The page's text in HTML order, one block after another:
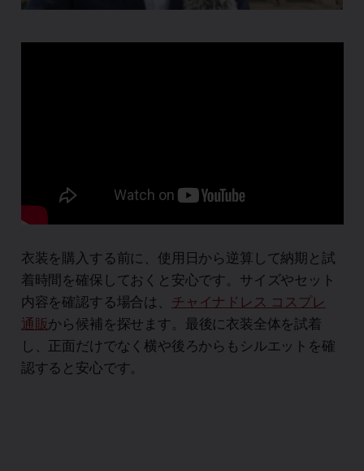
衣装を購入する前に、使用日から逆算して納期と試
着時間を確保しておくと安心です。サイズやセット
内容を確認する場合は、 チャイナドレス コスプレ
通販から候補を探せます。最後に衣装全体を試着
し、正面だけでなく横や後ろからもシルエットを確
認すると安心です。